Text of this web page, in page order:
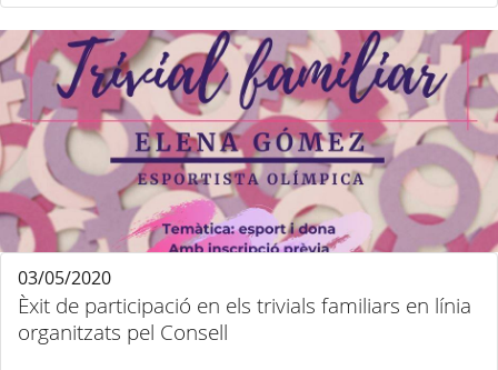
Èxit de participació en els trivials familiars en línia
organitzats pel Consell
03/05/2020